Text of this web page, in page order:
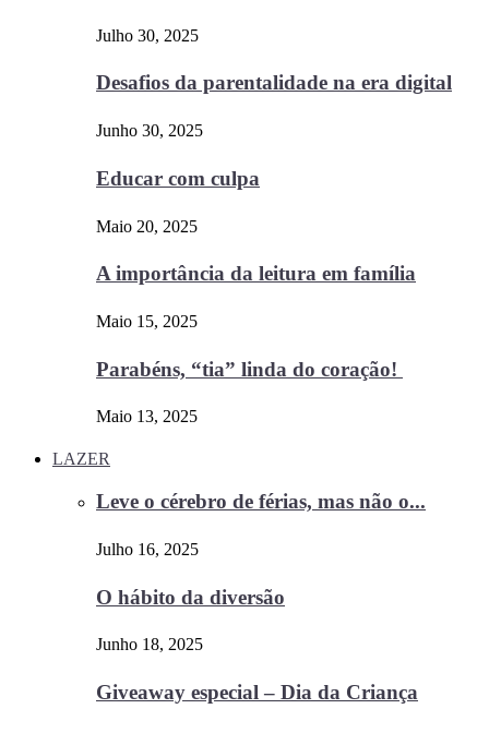
Julho 30, 2025
Desafios da parentalidade na era digital
Junho 30, 2025
Educar com culpa
Maio 20, 2025
A importância da leitura em família
Maio 15, 2025
Parabéns, “tia” linda do coração!
Maio 13, 2025
LAZER
Leve o cérebro de férias, mas não o...
Julho 16, 2025
O hábito da diversão
Junho 18, 2025
Giveaway especial – Dia da Criança